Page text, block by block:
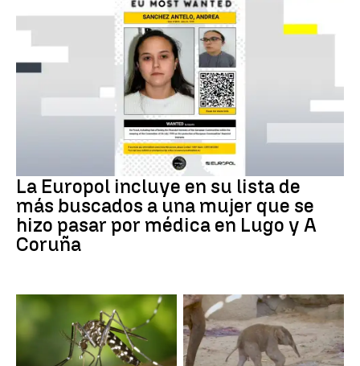
La Europol incluye en su lista de
más buscados a una mujer que se
hizo pasar por médica en Lugo y A
Coruña